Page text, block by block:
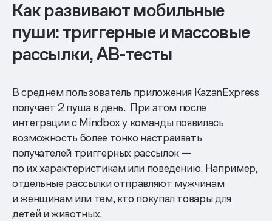
Как развивают мобильные
пуши: триггерные и массовые
рассылки, AB-тесты
В среднем пользователь приложения KazanExpress
получает 2 пуша в день. При этом после
интеграции с Mindbox у команды появилась
возможность более тонко настраивать
получателей триггерных рассылок —
по их характеристикам или поведению. Например,
отдельные рассылки отправляют мужчинам
и женщинам или тем, кто покупал товары для
детей и животных.